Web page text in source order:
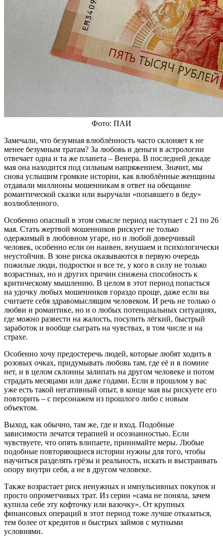
Фото: ПАИ
Замечали, что безумная влюблённость часто склоняет к не
менее безумным тратам? За любовь и деньги в астрологии
отвечает одна и та же планета – Венера. В последней декаде
мая она находится под сильным напряжением. Значит, мы
снова услышим громкие истории, как влюблённые женщины
отдавали миллионы мошенникам в ответ на обещание
романтической сказки или выручали «попавшего в беду»
возлюбленного.
Особенно опасный в этом смысле период наступает с 21 по 26
мая. Стать жертвой мошенников рискует не только
одержимый в любовном угаре, но и любой доверчивый
человек, особенно если он наивен, внушаем и психологически
неустойчив. В зоне риска оказываются в первую очередь
пожилые люди, подростки и все те, у кого в силу не только
возрастных, но и других причин снижена способность к
критическому мышлению. В целом в этот период попасться
на удочку любых мошенников гораздо проще, даже если вы
считаете себя здравомыслящим человеком. И речь не только о
любви и романтике, но и о любых потенциальных ситуациях,
где можно развести на жалость, посулить лёгкий, быстрый
заработок и вообще сыграть на чувствах, в том числе и на
страхе.
Особенно хочу предостеречь людей, которые любят ходить в
розовых очках, придумывать любовь там, где её и в помине
нет, и в целом склонны залипать на другом человеке и потом
страдать месяцами или даже годами. Если в прошлом у вас
уже есть такой негативный опыт, в конце мая вы рискуете его
повторить – с персонажем из прошлого либо с новым
объектом.
Выход, как обычно, там же, где и вход. Подобные
зависимости лечатся терапией и осознанностью. Если
чувствуете, что опять влипаете, принимайте меры. Любые
подобные повторяющиеся истории нужны для того, чтобы
научиться разделять грёзы и реальность, искать и выстраивать
опору внутри себя, а не в другом человеке.
Также возрастает риск ненужных и импульсивных покупок и
просто опрометчивых трат. Из серии «сама не поняла, зачем
купила себе эту кофточку или вазочку». От крупных
финансовых операций в этот период тоже лучше отказаться,
тем более от кредитов и быстрых займов с мутными
условиями.